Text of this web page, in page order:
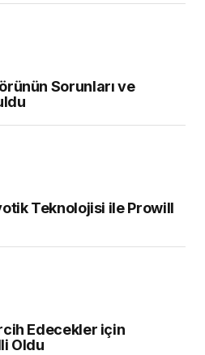
Sorunları ve
Teknolojisi ile Prowill
Edecekler için
Oldu